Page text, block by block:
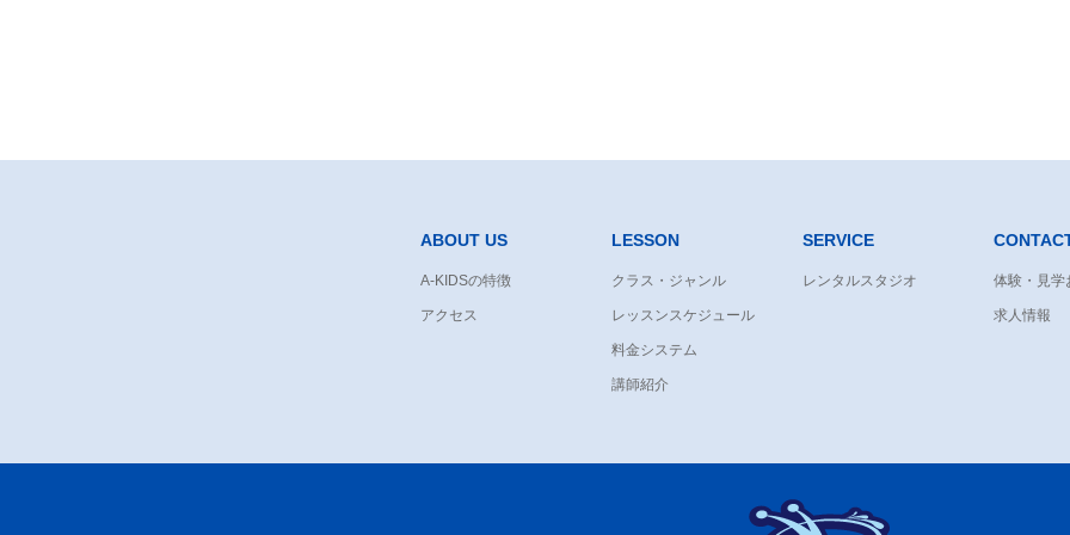
ABOUT US
A-KIDSの特徴
アクセス
LESSON
クラス・ジャンル
レッスンスケジュール
料金システム
講師紹介
SERVICE
レンタルスタジオ 体験・見学
求人情報